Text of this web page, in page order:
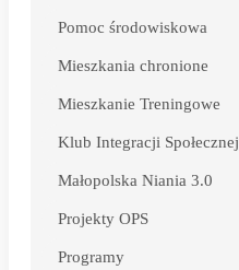
Pomoc środowiskowa
Mieszkania chronione
Mieszkanie Treningowe
Klub Integracji Społecznej
Małopolska Niania 3.0
Projekty OPS
Programy